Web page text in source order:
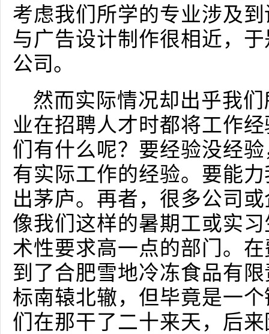
考虑我们所学的专业涉及
与广告设计制作很相近，
公司。
然而实际情况却出乎我
业在招聘人才时都将工作
们有什么呢？要经验没经
有实际工作的经验。要能
出茅庐。再者，很多公司
像我们这样的暑期工或实
术性要求高一点的部门。
到了合肥雪地冷冻食品有
标南辕北辙，但毕竟是一
们在那干了二十来天，后